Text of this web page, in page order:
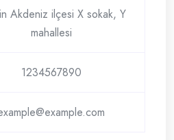
Akdeniz ilçesi X sokak, Y
mahallesi
1234567890